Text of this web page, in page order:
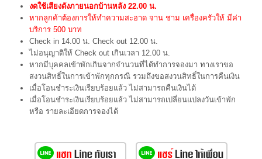
งดใช้เสียงดังภายนอกบ้านหลัง 22.00 น.
หากลูกค้าต้องการให้ทำความสะอาด จาน ชาม เครื่องครัวให้ มีค่า
บริการ 500 บาท
Check in 14.00 น. Check out 12.00 น.
ไม่อนุญาติให้ Check out เกินเวลา 12.00 น.
หากมีบุคคลเข้าพักเกินจากจำนวนที่ได้ทำการจองมา ทางเราขอ
สงวนสิทธิ์ในการเข้าพักทุกกรณี รวมถึงขอสงวนสิทธิ์ในการคืนเงิน
เมื่อโอนชำระเงินเรียบร้อยแล้ว ไม่สามารถคืนเงินได้
เมื่อโอนชำระเงินเรียบร้อยแล้ว ไม่สามารถเปลี่ยนแปลงวันเข้าพัก
หรือ รายละเอียดการจองได้